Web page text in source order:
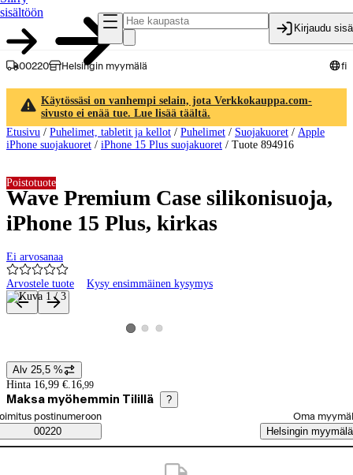
sisältöön
Kirjaudu
00220 Helsingin myymälä fi
Käytössäsi on vanhempi selain, jota Verkkokauppa.com-
sivusto ei enää tue. Lue lisää täältä.
Etusivu / Puhelimet, tabletit ja kellot / Puhelimet / Suojakuoret / Apple
iPhone suojakuoret / iPhone 15 Plus suojakuoret / Tuote 894916
Wave Premium Case silikonisuoja,
iPhone 15 Plus, kirkas
Ei arvosanaa
Arvostele tuote Kysy ensimmäinen kysymys
Poistotuote
Tuotteen kuvat ja videot
Katso tuotekuva 1
Katso tuotekuva 2
Katso tuotekuva 3
Hintatiedot
Alv 25,5 %
Hinta 16,99 €. 16,99
Maksa myöhemmin Tilillä ?
Saatavuustiedot
tilaustapa
postinumeroon
00220
Oma
Helsingin myymälä